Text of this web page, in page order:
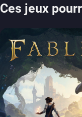
Ces jeux